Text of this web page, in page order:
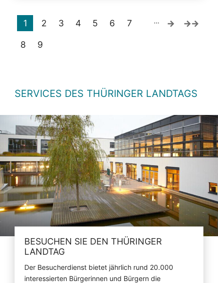
1 2 3 4 5 6 7
8 9
…
SERVICES DES THÜRINGER LANDTAGS
BESUCHEN SIE DEN THÜRINGER
LANDTAG
Der Besucherdienst bietet jährlich rund 20.000
interessierten Bürgerinnen und Bürgern die